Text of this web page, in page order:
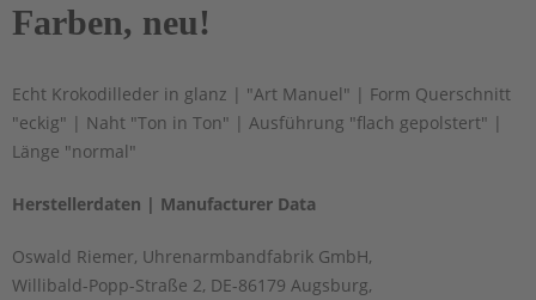
Farben, neu!
Echt Krokodilleder in glanz | "Art Manuel" | Form Querschnitt
"eckig" | Naht "Ton in Ton" | Ausführung "flach gepolstert" |
Länge "normal"
Herstellerdaten | Manufacturer Data
Oswald Riemer, Uhrenarmbandfabrik GmbH,
Willibald-Popp-Straße 2, DE-86179 Augsburg,